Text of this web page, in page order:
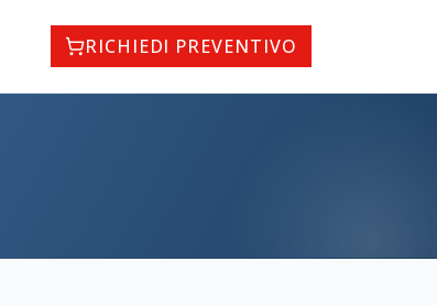
RICHIEDI PREVENTIVO